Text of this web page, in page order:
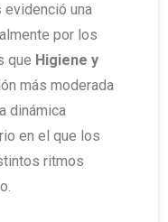
evidenció una
por los
que Higiene y
más moderada
dinámica
en el que los
ritmos